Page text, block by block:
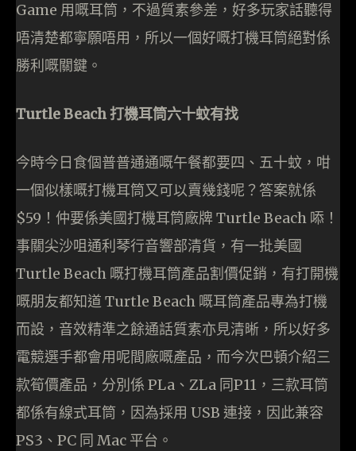
Game 用嘅耳筒，不過質素參差，好多玩家話聽得
唔清楚都寧願唔用，所以一個好嘅打機耳筒絕對係
勝利嘅關鍵。
Turtle Beach 打機耳筒六十蚊有找
今時今日食個普普通通嘅午餐都要四、五十蚊，咁
一個似樣嘅打機耳筒又可以賣幾錢呢？答案就係
$59！仲要係美國打機耳筒廠牌 Turtle Beach 㖭！
事關尖沙咀通利琴行音響部清貨，有一批美國
Turtle Beach 嘅打機耳筒產品割價促銷，有打開機
嘅朋友都知道 Turtle Beach 嘅耳筒產品專為打機
而設，音效精準之餘通話質素亦見清晰，所以好多
電競選手都會用呢間廠嘅產品，而今次巴頓介紹三
款筍價產品，分別係 PLa、ZLa 同P11，三款耳筒
都係有線式耳筒，因為採用 USB 連接，因此兼容
PS3、PC 同 Mac 平台。